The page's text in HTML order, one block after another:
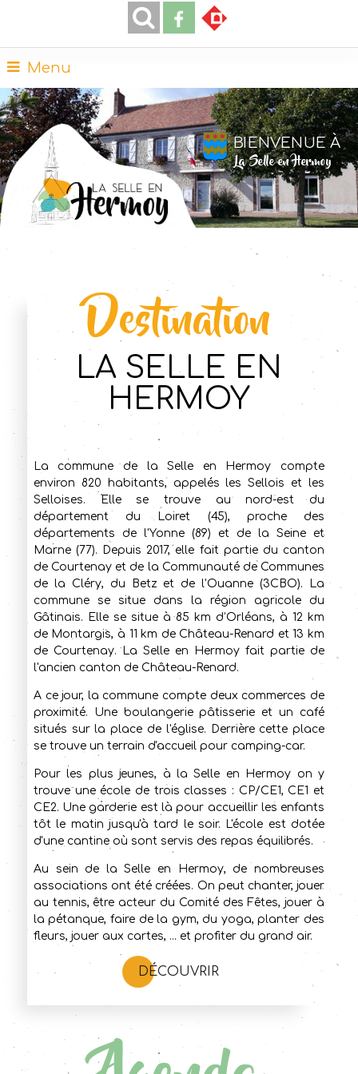
Menu
BIENVENUE À
La Selle en Hermoy
Destination
La selle en
Hermoy
La commune de la Selle en Hermoy compte
environ 820 habitants, appelés les Sellois et les
Selloises. Elle se trouve au nord-est du
département du Loiret (45), proche des
départements de l'Yonne (89) et de la Seine et
Marne (77). Depuis 2017, elle fait partie du canton
de Courtenay et de la Communauté de Communes
de la Cléry, du Betz et de l'Ouanne (3CBO). La
commune se situe dans la région agricole du
Gâtinais. Elle se situe à 85 km d’Orléans, à 12 km
de Montargis, à 11 km de Château-Renard et 13 km
de Courtenay. La Selle en Hermoy fait partie de
l'ancien canton de Château-Renard.
A ce jour, la commune compte deux commerces de
proximité. Une boulangerie pâtisserie et un café
situés sur la place de l'église. Derrière cette place
se trouve un terrain d'accueil pour camping-car.
Pour les plus jeunes, à la Selle en Hermoy on y
trouve une école de trois classes : CP/CE1, CE1 et
CE2. Une garderie est là pour accueillir les enfants
tôt le matin jusqu'à tard le soir. L'école est dotée
d'une cantine où sont servis des repas équilibrés.
Au sein de la Selle en Hermoy, de nombreuses
associations ont été créées. On peut chanter, jouer
au tennis, être acteur du Comité des Fêtes, jouer à
la pétanque, faire de la gym, du yoga, planter des
fleurs, jouer aux cartes, ... et profiter du grand air.
DÉCOUVRIR